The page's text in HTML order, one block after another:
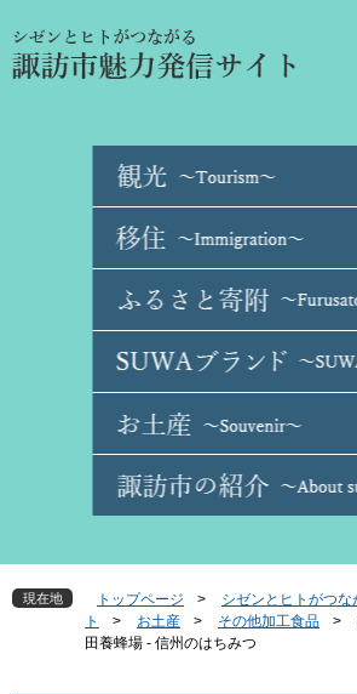
ー
ジ
ニ
ュ
現在地 トップページ >
シゼンとヒトがつ
ト
> お土産 > その他加工食品 >
田養蜂場 - 信州のはちみつ